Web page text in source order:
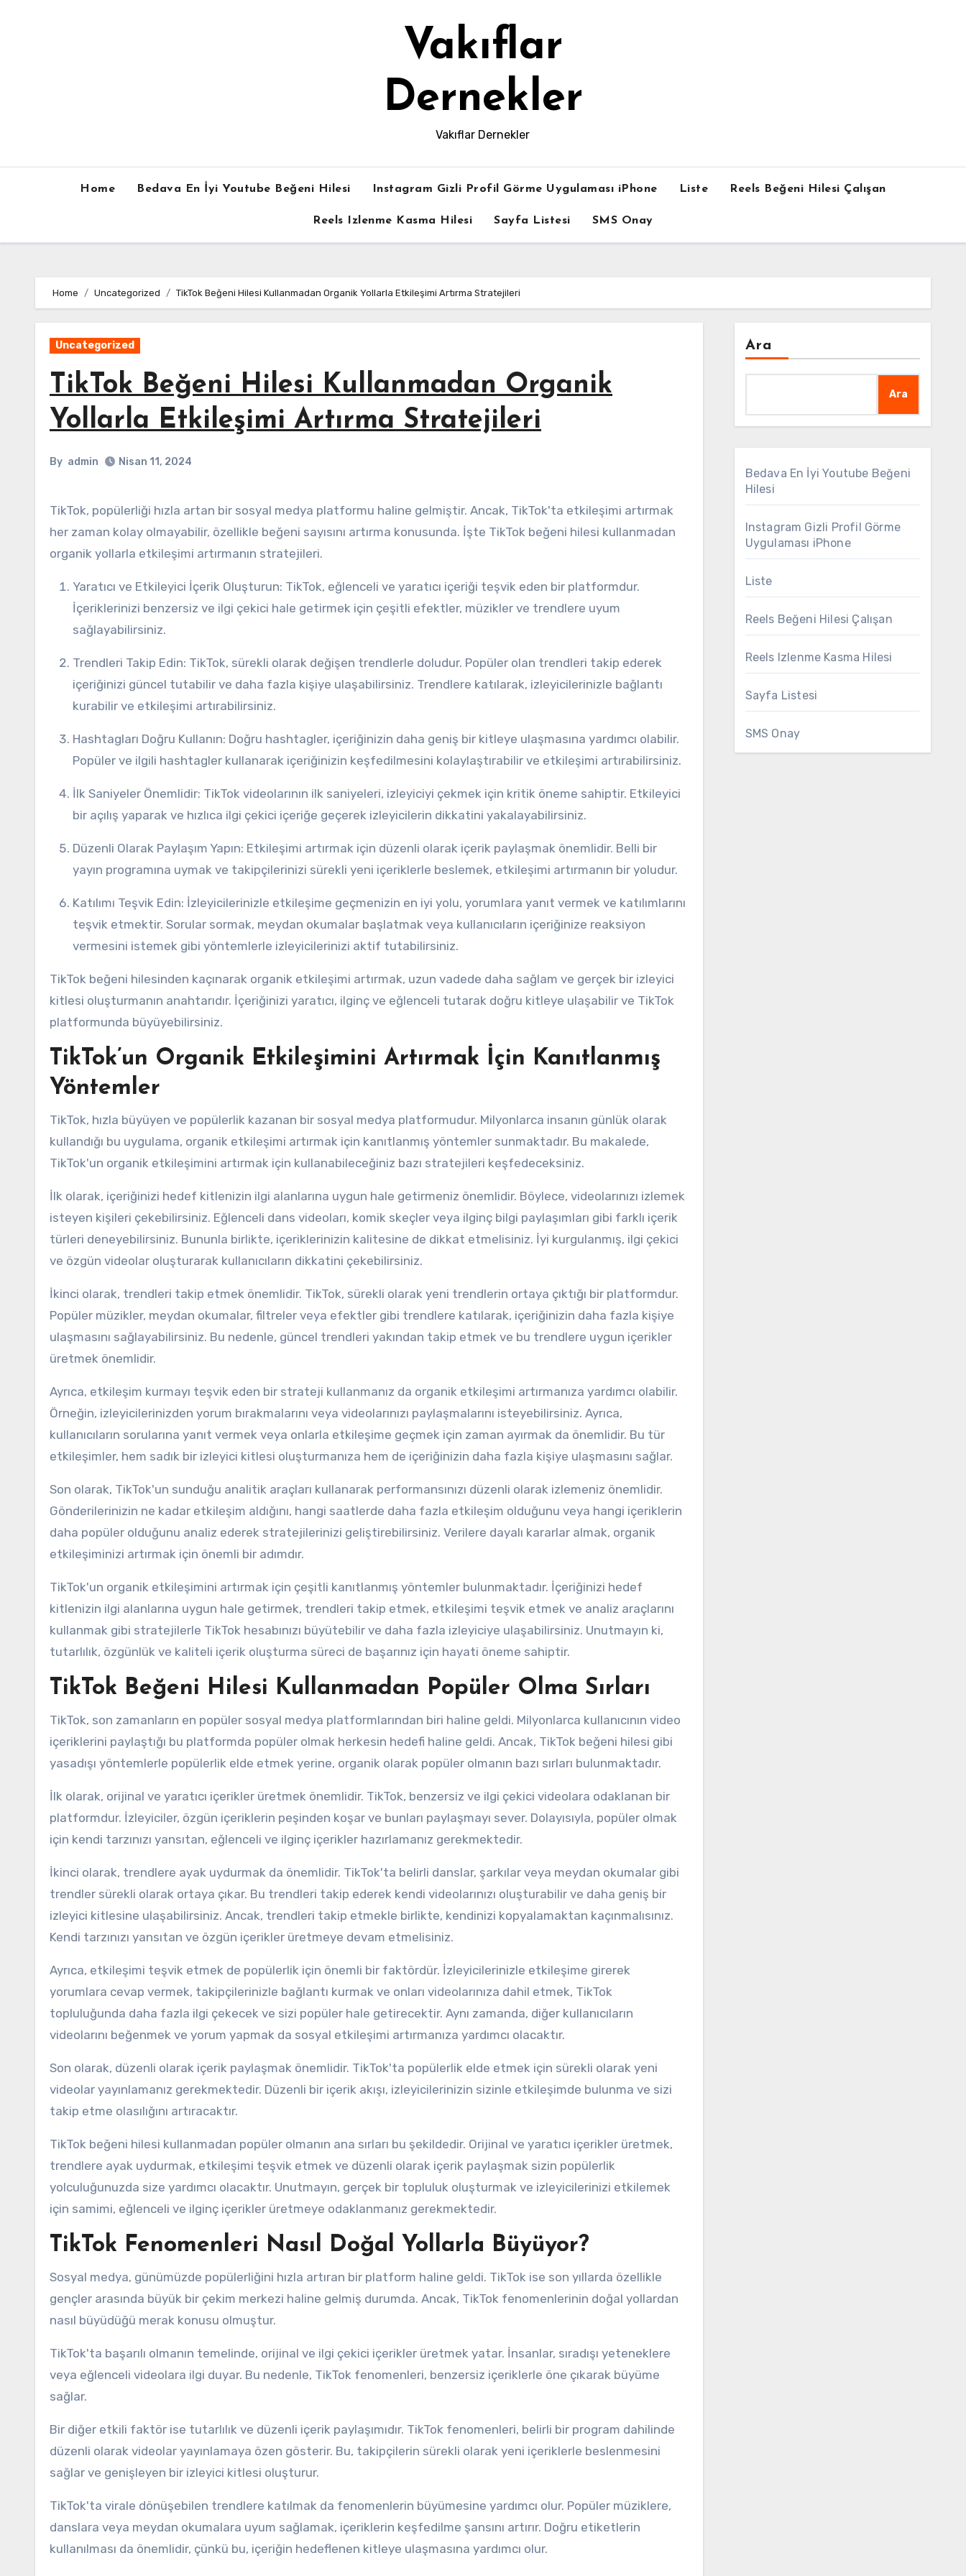
Vakıflar
Dernekler
Vakıflar Dernekler
Home Bedava En İyi Youtube Beğeni Hilesi Instagram Gizli Profil Görme Uygulaması iPhone Liste Reels Beğeni Hilesi Çalışan
Reels Izlenme Kasma Hilesi Sayfa Listesi SMS Onay
Home Uncategorized TikTok Beğeni Hilesi Kullanmadan Organik Yollarla Etkileşimi Artırma Stratejileri
Uncategorized
TikTok Beğeni Hilesi Kullanmadan Organik
Yollarla Etkileşimi Artırma Stratejileri
By admin Nisan 11, 2024
TikTok, popülerliği hızla artan bir sosyal medya platformu haline gelmiştir. Ancak, TikTok'ta etkileşimi artırmak
her zaman kolay olmayabilir, özellikle beğeni sayısını artırma konusunda. İşte TikTok beğeni hilesi kullanmadan
organik yollarla etkileşimi artırmanın stratejileri.
Yaratıcı ve Etkileyici İçerik Oluşturun: TikTok, eğlenceli ve yaratıcı içeriği teşvik eden bir platformdur.
İçeriklerinizi benzersiz ve ilgi çekici hale getirmek için çeşitli efektler, müzikler ve trendlere uyum
sağlayabilirsiniz.
Trendleri Takip Edin: TikTok, sürekli olarak değişen trendlerle doludur. Popüler olan trendleri takip ederek
içeriğinizi güncel tutabilir ve daha fazla kişiye ulaşabilirsiniz. Trendlere katılarak, izleyicilerinizle bağlantı
kurabilir ve etkileşimi artırabilirsiniz.
Hashtagları Doğru Kullanın: Doğru hashtagler, içeriğinizin daha geniş bir kitleye ulaşmasına yardımcı olabilir.
Popüler ve ilgili hashtagler kullanarak içeriğinizin keşfedilmesini kolaylaştırabilir ve etkileşimi artırabilirsiniz.
İlk Saniyeler Önemlidir: TikTok videolarının ilk saniyeleri, izleyiciyi çekmek için kritik öneme sahiptir. Etkileyici
bir açılış yaparak ve hızlıca ilgi çekici içeriğe geçerek izleyicilerin dikkatini yakalayabilirsiniz.
Düzenli Olarak Paylaşım Yapın: Etkileşimi artırmak için düzenli olarak içerik paylaşmak önemlidir. Belli bir
yayın programına uymak ve takipçilerinizi sürekli yeni içeriklerle beslemek, etkileşimi artırmanın bir yoludur.
Katılımı Teşvik Edin: İzleyicilerinizle etkileşime geçmenizin en iyi yolu, yorumlara yanıt vermek ve katılımlarını
teşvik etmektir. Sorular sormak, meydan okumalar başlatmak veya kullanıcıların içeriğinize reaksiyon
vermesini istemek gibi yöntemlerle izleyicilerinizi aktif tutabilirsiniz.
TikTok beğeni hilesinden kaçınarak organik etkileşimi artırmak, uzun vadede daha sağlam ve gerçek bir izleyici
kitlesi oluşturmanın anahtarıdır. İçeriğinizi yaratıcı, ilginç ve eğlenceli tutarak doğru kitleye ulaşabilir ve TikTok
platformunda büyüyebilirsiniz.
TikTok’un Organik Etkileşimini Artırmak İçin Kanıtlanmış
Yöntemler
TikTok, hızla büyüyen ve popülerlik kazanan bir sosyal medya platformudur. Milyonlarca insanın günlük olarak
kullandığı bu uygulama, organik etkileşimi artırmak için kanıtlanmış yöntemler sunmaktadır. Bu makalede,
TikTok'un organik etkileşimini artırmak için kullanabileceğiniz bazı stratejileri keşfedeceksiniz.
İlk olarak, içeriğinizi hedef kitlenizin ilgi alanlarına uygun hale getirmeniz önemlidir. Böylece, videolarınızı izlemek
isteyen kişileri çekebilirsiniz. Eğlenceli dans videoları, komik skeçler veya ilginç bilgi paylaşımları gibi farklı içerik
türleri deneyebilirsiniz. Bununla birlikte, içeriklerinizin kalitesine de dikkat etmelisiniz. İyi kurgulanmış, ilgi çekici
ve özgün videolar oluşturarak kullanıcıların dikkatini çekebilirsiniz.
İkinci olarak, trendleri takip etmek önemlidir. TikTok, sürekli olarak yeni trendlerin ortaya çıktığı bir platformdur.
Popüler müzikler, meydan okumalar, filtreler veya efektler gibi trendlere katılarak, içeriğinizin daha fazla kişiye
ulaşmasını sağlayabilirsiniz. Bu nedenle, güncel trendleri yakından takip etmek ve bu trendlere uygun içerikler
üretmek önemlidir.
Ayrıca, etkileşim kurmayı teşvik eden bir strateji kullanmanız da organik etkileşimi artırmanıza yardımcı olabilir.
Örneğin, izleyicilerinizden yorum bırakmalarını veya videolarınızı paylaşmalarını isteyebilirsiniz. Ayrıca,
kullanıcıların sorularına yanıt vermek veya onlarla etkileşime geçmek için zaman ayırmak da önemlidir. Bu tür
etkileşimler, hem sadık bir izleyici kitlesi oluşturmanıza hem de içeriğinizin daha fazla kişiye ulaşmasını sağlar.
Son olarak, TikTok'un sunduğu analitik araçları kullanarak performansınızı düzenli olarak izlemeniz önemlidir.
Gönderilerinizin ne kadar etkileşim aldığını, hangi saatlerde daha fazla etkileşim olduğunu veya hangi içeriklerin
daha popüler olduğunu analiz ederek stratejilerinizi geliştirebilirsiniz. Verilere dayalı kararlar almak, organik
etkileşiminizi artırmak için önemli bir adımdır.
TikTok'un organik etkileşimini artırmak için çeşitli kanıtlanmış yöntemler bulunmaktadır. İçeriğinizi hedef
kitlenizin ilgi alanlarına uygun hale getirmek, trendleri takip etmek, etkileşimi teşvik etmek ve analiz araçlarını
kullanmak gibi stratejilerle TikTok hesabınızı büyütebilir ve daha fazla izleyiciye ulaşabilirsiniz. Unutmayın ki,
tutarlılık, özgünlük ve kaliteli içerik oluşturma süreci de başarınız için hayati öneme sahiptir.
TikTok Beğeni Hilesi Kullanmadan Popüler Olma Sırları
TikTok, son zamanların en popüler sosyal medya platformlarından biri haline geldi. Milyonlarca kullanıcının video
içeriklerini paylaştığı bu platformda popüler olmak herkesin hedefi haline geldi. Ancak, TikTok beğeni hilesi gibi
yasadışı yöntemlerle popülerlik elde etmek yerine, organik olarak popüler olmanın bazı sırları bulunmaktadır.
İlk olarak, orijinal ve yaratıcı içerikler üretmek önemlidir. TikTok, benzersiz ve ilgi çekici videolara odaklanan bir
platformdur. İzleyiciler, özgün içeriklerin peşinden koşar ve bunları paylaşmayı sever. Dolayısıyla, popüler olmak
için kendi tarzınızı yansıtan, eğlenceli ve ilginç içerikler hazırlamanız gerekmektedir.
İkinci olarak, trendlere ayak uydurmak da önemlidir. TikTok'ta belirli danslar, şarkılar veya meydan okumalar gibi
trendler sürekli olarak ortaya çıkar. Bu trendleri takip ederek kendi videolarınızı oluşturabilir ve daha geniş bir
izleyici kitlesine ulaşabilirsiniz. Ancak, trendleri takip etmekle birlikte, kendinizi kopyalamaktan kaçınmalısınız.
Kendi tarzınızı yansıtan ve özgün içerikler üretmeye devam etmelisiniz.
Ayrıca, etkileşimi teşvik etmek de popülerlik için önemli bir faktördür. İzleyicilerinizle etkileşime girerek
yorumlara cevap vermek, takipçilerinizle bağlantı kurmak ve onları videolarınıza dahil etmek, TikTok
topluluğunda daha fazla ilgi çekecek ve sizi popüler hale getirecektir. Aynı zamanda, diğer kullanıcıların
videolarını beğenmek ve yorum yapmak da sosyal etkileşimi artırmanıza yardımcı olacaktır.
Son olarak, düzenli olarak içerik paylaşmak önemlidir. TikTok'ta popülerlik elde etmek için sürekli olarak yeni
videolar yayınlamanız gerekmektedir. Düzenli bir içerik akışı, izleyicilerinizin sizinle etkileşimde bulunma ve sizi
takip etme olasılığını artıracaktır.
TikTok beğeni hilesi kullanmadan popüler olmanın ana sırları bu şekildedir. Orijinal ve yaratıcı içerikler üretmek,
trendlere ayak uydurmak, etkileşimi teşvik etmek ve düzenli olarak içerik paylaşmak sizin popülerlik
yolculuğunuzda size yardımcı olacaktır. Unutmayın, gerçek bir topluluk oluşturmak ve izleyicilerinizi etkilemek
için samimi, eğlenceli ve ilginç içerikler üretmeye odaklanmanız gerekmektedir.
TikTok Fenomenleri Nasıl Doğal Yollarla Büyüyor?
Sosyal medya, günümüzde popülerliğini hızla artıran bir platform haline geldi. TikTok ise son yıllarda özellikle
gençler arasında büyük bir çekim merkezi haline gelmiş durumda. Ancak, TikTok fenomenlerinin doğal yollardan
nasıl büyüdüğü merak konusu olmuştur.
TikTok'ta başarılı olmanın temelinde, orijinal ve ilgi çekici içerikler üretmek yatar. İnsanlar, sıradışı yeteneklere
veya eğlenceli videolara ilgi duyar. Bu nedenle, TikTok fenomenleri, benzersiz içeriklerle öne çıkarak büyüme
sağlar.
Bir diğer etkili faktör ise tutarlılık ve düzenli içerik paylaşımıdır. TikTok fenomenleri, belirli bir program dahilinde
düzenli olarak videolar yayınlamaya özen gösterir. Bu, takipçilerin sürekli olarak yeni içeriklerle beslenmesini
sağlar ve genişleyen bir izleyici kitlesi oluşturur.
TikTok'ta virale dönüşebilen trendlere katılmak da fenomenlerin büyümesine yardımcı olur. Popüler müziklere,
danslara veya meydan okumalara uyum sağlamak, içeriklerin keşfedilme şansını artırır. Doğru etiketlerin
kullanılması da önemlidir, çünkü bu, içeriğin hedeflenen kitleye ulaşmasına yardımcı olur.
Ara
Ara
Bedava En İyi Youtube Beğeni
Hilesi
Instagram Gizli Profil Görme
Uygulaması iPhone
Liste
Reels Beğeni Hilesi Çalışan
Reels Izlenme Kasma Hilesi
Sayfa Listesi
SMS Onay